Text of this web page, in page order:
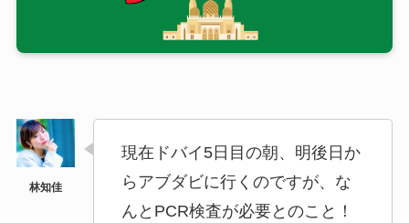
現在ドバイ5日目の朝、明後日か
らアブダビに行くのですが、な
んとPCR検査が必要とのこと！